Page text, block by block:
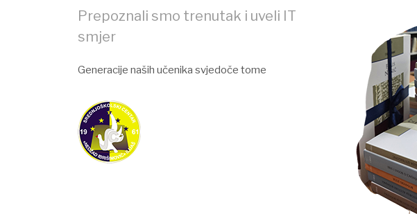
Prepoznali smo trenutak i uveli IT
smjer
Generacije naših učenika svjedoče tome